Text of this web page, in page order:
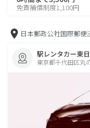
免責補償制度1,100円
日本郵政公社国際郵便
駅レンタカー東
東京都千代田区